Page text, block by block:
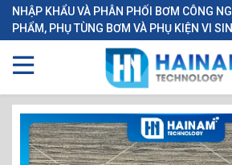
NHẬP KHẨU VÀ PHÂN PHỐI BƠM CÔNG
PHẨM, PHỤ TÙNG BƠM VÀ PHỤ KIỆN VI